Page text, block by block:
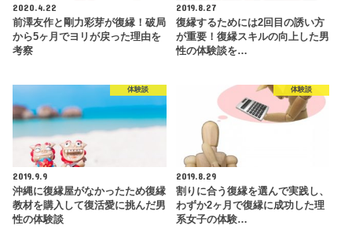
2020.4.22
前澤友作と剛力彩芽が復縁！破局
から5ヶ月でヨリが戻った理由を
考察
2019.8.27
復縁するためには2回目の誘い方
が重要！復縁スキルの向上した男
性の体験談を…
体験談
2019.9.9
沖縄に復縁屋がなかったため復縁
教材を購入して復活愛に挑んだ男
性の体験談
体験談
2019.8.29
割りに合う復縁を選んで実践し、
わずか2ヶ月で復縁に成功した理
系女子の体験…